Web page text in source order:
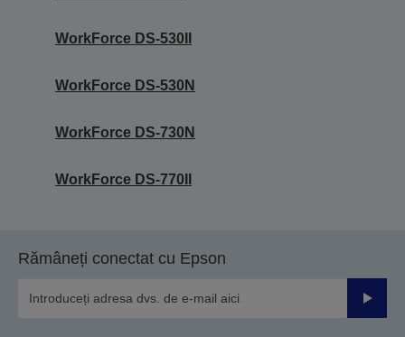
WorkForce DS-530II
WorkForce DS-530N
WorkForce DS-730N
WorkForce DS-770II
Rămâneți conectat cu Epson